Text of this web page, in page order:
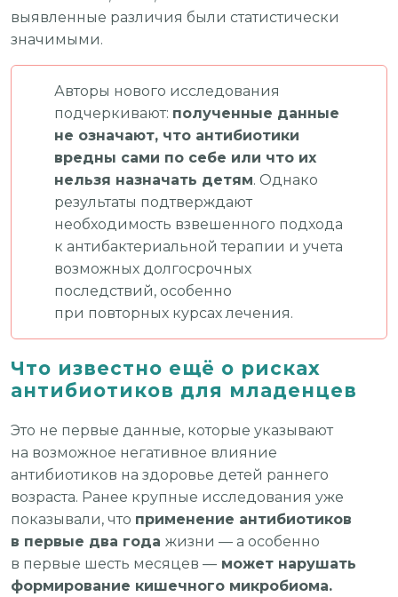
выявленные различия были статистически
значимыми.
Авторы нового исследования
подчеркивают: полученные данные
не означают, что антибиотики
вредны сами по себе или что их
нельзя назначать детям. Однако
результаты подтверждают
необходимость взвешенного подхода
к антибактериальной терапии и учета
возможных долгосрочных
последствий, особенно
при повторных курсах лечения.
Что известно ещё о рисках
антибиотиков для младенцев
Это не первые данные, которые указывают
на возможное негативное влияние
антибиотиков на здоровье детей раннего
возраста. Ранее крупные исследования уже
показывали, что применение антибиотиков
в первые два года жизни — а особенно
в первые шесть месяцев — может нарушать
формирование кишечного микробиома.